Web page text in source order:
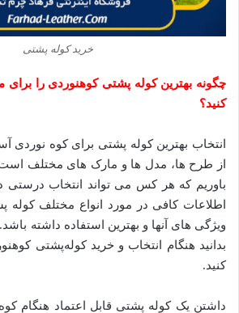
خرید کوله پشتی
چگونه بهترین کوله پشتی کوهنوردی را برای
کنید؟
انتخاب بهترین کوله پشتی برای کوه نوردی
از طرح ها، مدل ها و مارک های مختلف است.
باوریم که هر کس می تواند انتخاب درستی
اطلاعات کافی در مورد انواع مختلف کوله
ویژگی های آنها و بهترین استفاده داشته باشد.
بدانید هنگام انتخاب و خرید کوله‌پشتی
کنید.
داشتن یک کوله پشتی قابل اعتماد هنگام